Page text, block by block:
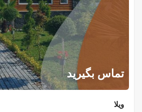
تماس بگیرید
ویلا